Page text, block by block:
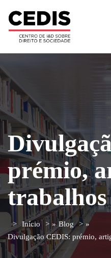
prémio,
trabalhos
Início » Blog
»
Divulgação CEDIS: prémio,